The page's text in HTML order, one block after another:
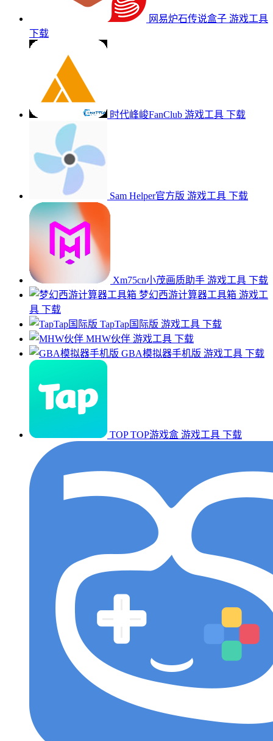
网易炉石传说盒子 游戏工具
下载
时代峰峻FanClub 游戏工具 下载
Sam Helper官方版 游戏工具 下载
Xm75cn小茂画质助手 游戏工具 下载
梦幻西游计算器工具箱 游戏工
具 下载
TapTap国际版 游戏工具 下载
MHW伙伴 游戏工具 下载
GBA模拟器手机版 游戏工具 下载
TOP TOP游戏盒 游戏工具 下载